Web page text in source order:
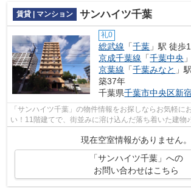
賃貸 | マンション サンハイツ千葉
礼0
総武線 「千葉 」駅 徒歩
京成千葉線 「千葉中央
京葉線 「千葉みなと 」
築37年
千葉県千葉市中央区新
「サンハイツ千葉」の物件情報をお探しならお気軽に
い！11階建てで、街並みに溶け込んだ落ち着いた建物
現在空室情報がありません。
「サンハイツ千葉」への
お問い合わせはこちら